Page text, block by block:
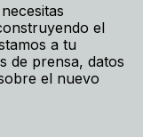
el
a tu
de prensa, datos
el nuevo